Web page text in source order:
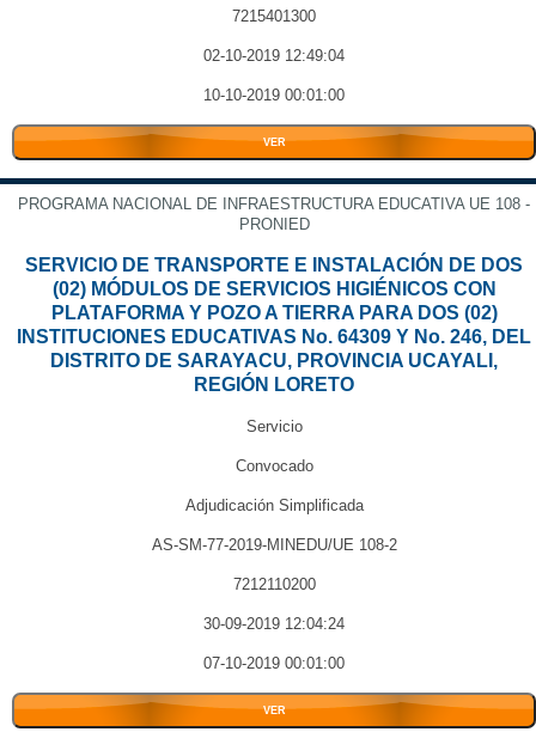
7215401300
02-10-2019 12:49:04
10-10-2019 00:01:00
VER
PROGRAMA NACIONAL DE INFRAESTRUCTURA EDUCATIVA UE 108 -
PRONIED
SERVICIO DE TRANSPORTE E INSTALACIÓN DE DOS
(02) MÓDULOS DE SERVICIOS HIGIÉNICOS CON
PLATAFORMA Y POZO A TIERRA PARA DOS (02)
INSTITUCIONES EDUCATIVAS No. 64309 Y No. 246, DEL
DISTRITO DE SARAYACU, PROVINCIA UCAYALI,
REGIÓN LORETO
Servicio
Convocado
Adjudicación Simplificada
AS-SM-77-2019-MINEDU/UE 108-2
7212110200
30-09-2019 12:04:24
07-10-2019 00:01:00
VER